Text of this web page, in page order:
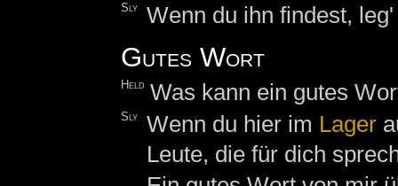
Sly Wenn du ihn findest,
Gutes Wort
Held Was kann ein gutes
Sly Wenn du hier im Lager
Leute, die für dich